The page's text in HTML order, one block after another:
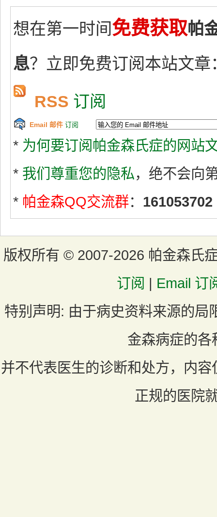
想在第一时间免费获取帕
息？立即免费订阅本站文章
RSS 订阅
Email 邮件 订阅
* 为何要订阅帕金森氏症的网站
* 我们尊重您的隐私，绝不会向
* 帕金森QQ交流群： 161053702
版权所有 © 2007-2026 帕金森氏
订阅 | Email 订
特别声明: 由于病史资料来源的局
金森病症的各
并不代表医生的诊断和处方，内
正规的医院